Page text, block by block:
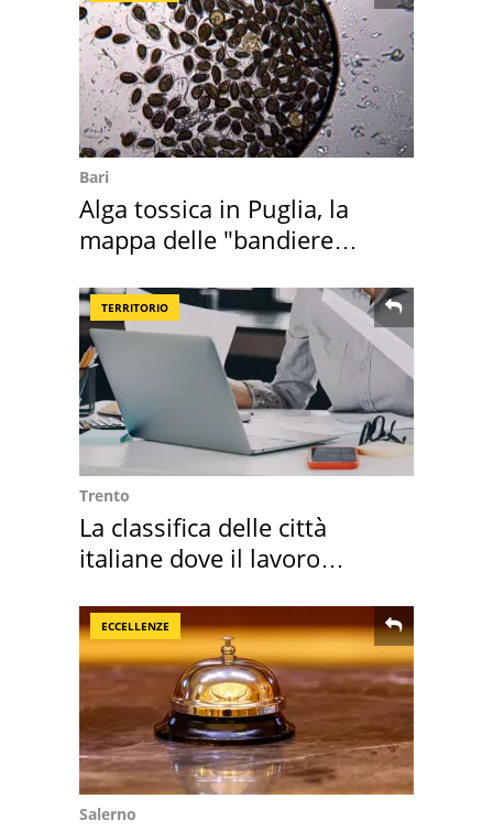
Bari
Alga tossica in Puglia, la
mappa delle "bandiere
TERRITORIO
Trento
La classifica delle città
italiane dove il lavoro
ECCELLENZE
Salerno